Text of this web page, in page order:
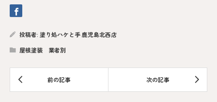
投稿者: 塗り処ハケと手 鹿児島北西店
屋根塗装 業者別